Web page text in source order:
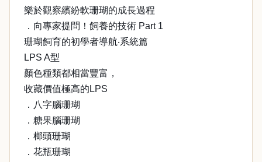
樂於觀察繽紛軟珊瑚的成長過程
．向專家提問！飼養的技術 Part 1
珊瑚飼育的初學者導航‧系統篇
LPS A型
顏色種類都相當豐富，
收藏價值極高的LPS
．八字腦珊瑚
．糖果腦珊瑚
．榔頭珊瑚
．花瓶珊瑚